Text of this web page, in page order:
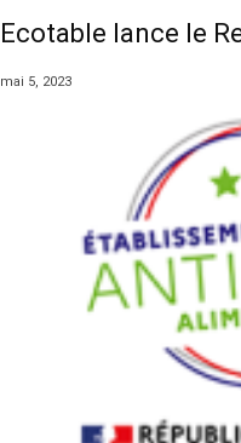
Ecotable lance le
mai 5, 2023